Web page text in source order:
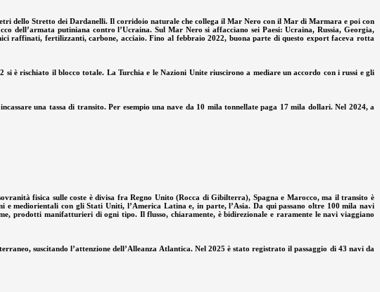
dello Stretto dei Dardanelli. Il corridoio naturale che collega il Mar Nero con il Mar di Marmara e poi con
dell’armata putiniana contro l’Ucraina. Sul Mar Nero si affacciano sei Paesi: Ucraina, Russia, Georgia,
raffinati, fertilizzanti, carbone, acciaio. Fino al febbraio 2022, buona parte di questo export faceva rotta
è rischiato il blocco totale. La Turchia e le Nazioni Unite riuscirono a mediare un accordo con i russi e gli
una tassa di transito. Per esempio una nave da 10 mila tonnellate paga 17 mila dollari. Nel 2024, a
fisica sulle coste è divisa fra Regno Unito (Rocca di Gibilterra), Spagna e Marocco, ma il transito è
e mediorientali con gli Stati Uniti, l’America Latina e, in parte, l’Asia. Da qui passano oltre 100 mila navi
prodotti manifatturieri di ogni tipo. Il flusso, chiaramente, è bidirezionale e raramente le navi viaggiano
suscitando l’attenzione dell’Alleanza Atlantica. Nel 2025 è stato registrato il passaggio di 43 navi da